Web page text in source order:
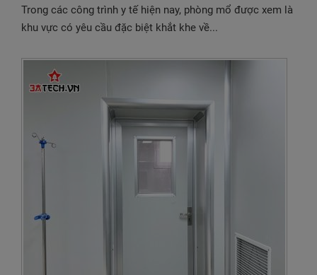
Trong các công trình y tế hiện nay, phòng mổ được xem là
khu vực có yêu cầu đặc biệt khắt khe về...